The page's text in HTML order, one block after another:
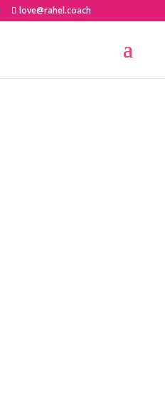
love@rahel.coach